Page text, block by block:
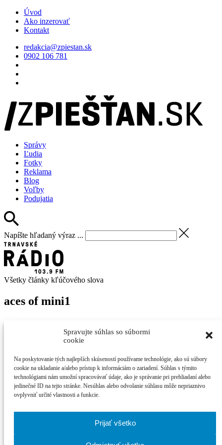
Spravujte súhlas so súbormi
cookie
Na poskytovanie tých najlepších skúseností používame technológie, ako sú súbory
cookie na ukladanie a/alebo prístup k informáciám o zariadení. Súhlas s týmito
technológiami nám umožní spracovávať údaje, ako je správanie pri prehliadaní alebo
jedinečné ID na tejto stránke. Nesúhlas alebo odvolanie súhlasu môže nepriaznivo
ovplyvniť určité vlastnosti a funkcie.
Prijať všetko
Úvod
Ako inzerovať
Kontakt
redakcia@zpiestan.sk
0902 106 781
Správy
Ľudia
Fotky
Reklama
Blog
Voľby
Podujatia
Napíšte hľadaný výraz ...
Všetky články kľúčového slova
aces of mini1
V Trebaticiach budú pretekať autá Mr. Beana
Medzinárodný zraz vozidiel značky Mini Cooper sa aj tento rok ...
Najčítanejšie
21. ročník MFF Cinematik otvorí svetová premi...